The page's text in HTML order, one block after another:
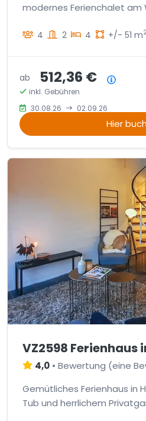
modernes Ferienchalet am
4 2 4 +/- 51 m
ab 512,36 €
inkl. Gebühren
30.08.26
02.09.26
Hier
VZ2598 Ferienhaus
4,0 • Bewertung (eine
Gemütliches Ferienhaus in
Tub und herrlichem